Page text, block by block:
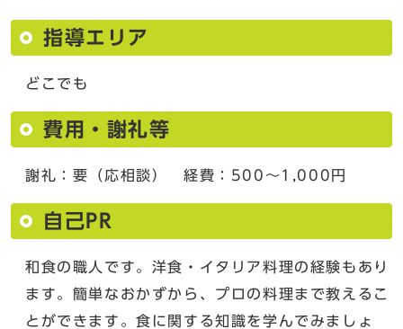
指導エリア
どこでも
費用・謝礼等
謝礼：要（応相談） 経費：500～1,000円
自己PR
和食の職人です。洋食・イタリア料理の経験もあり
ます。簡単なおかずから、プロの料理まで教えるこ
とができます。食に関する知識を学んでみましょ